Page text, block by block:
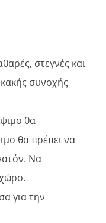
στεγνές και
συνοχής
θα
θα πρέπει να
Να
για την